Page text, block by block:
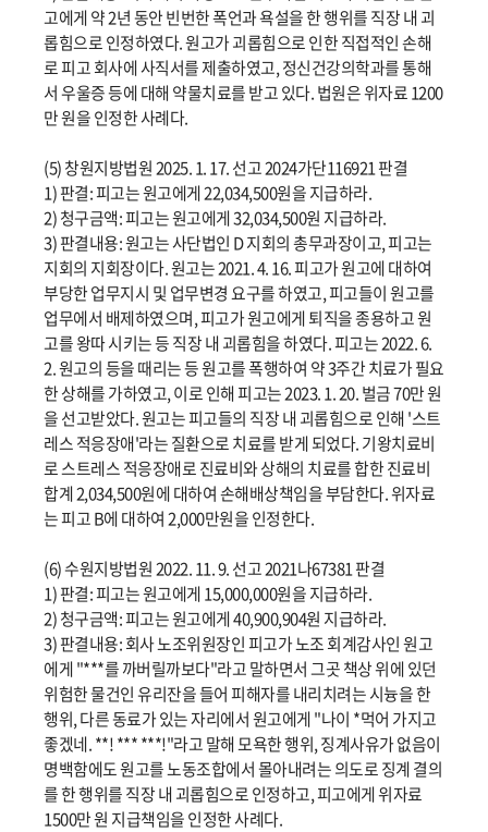
고에게 약 2년 동안 빈번한 폭언과 욕설을 한 행위를 직장 내 괴
롭힘으로 인정하였다. 원고가 괴롭힘으로 인한 직접적인 손해
로 피고 회사에 사직서를 제출하였고, 정신건강의학과를 통해
서 우울증 등에 대해 약물치료를 받고 있다. 법원은 위자료 1200
만 원을 인정한 사례다.
(5) 창원지방법원 2025. 1. 17. 선고 2024가단116921 판결
1) 판결: 피고는 원고에게 22,034,500원을 지급하라.
2) 청구금액: 피고는 원고에게 32,034,500원 지급하라.
3) 판결내용: 원고는 사단법인 D 지회의 총무과장이고, 피고는
지회의 지회장이다. 원고는 2021. 4. 16. 피고가 원고에 대하여
부당한 업무지시 및 업무변경 요구를 하였고, 피고들이 원고를
업무에서 배제하였으며, 피고가 원고에게 퇴직을 종용하고 원
고를 왕따 시키는 등 직장 내 괴롭힘을 하였다. 피고는 2022. 6.
2. 원고의 등을 때리는 등 원고를 폭행하여 약 3주간 치료가 필요
한 상해를 가하였고, 이로 인해 피고는 2023. 1. 20. 벌금 70만 원
을 선고받았다. 원고는 피고들의 직장 내 괴롭힘으로 인해 '스트
레스 적응장애'라는 질환으로 치료를 받게 되었다. 기왕치료비
로 스트레스 적응장애로 진료비와 상해의 치료를 합한 진료비
합계 2,034,500원에 대하여 손해배상책임을 부담한다. 위자료
는 피고 B에 대하여 2,000만원을 인정한다.
(6) 수원지방법원 2022. 11. 9. 선고 2021나67381 판결
1) 판결: 피고는 원고에게 15,000,000원을 지급하라.
2) 청구금액: 피고는 원고에게 40,900,904원 지급하라.
3) 판결내용: 회사 노조위원장인 피고가 노조 회계감사인 원고
에게 "***를 까버릴까보다"라고 말하면서 그곳 책상 위에 있던
위험한 물건인 유리잔을 들어 피해자를 내리치려는 시늉을 한
행위, 다른 동료가 있는 자리에서 원고에게 "나이 *먹어 가지고
좋겠네. **! *** ***!"라고 말해 모욕한 행위, 징계사유가 없음이
명백함에도 원고를 노동조합에서 몰아내려는 의도로 징계 결의
를 한 행위를 직장 내 괴롭힘으로 인정하고, 피고에게 위자료
1500만 원 지급책임을 인정한 사례다.